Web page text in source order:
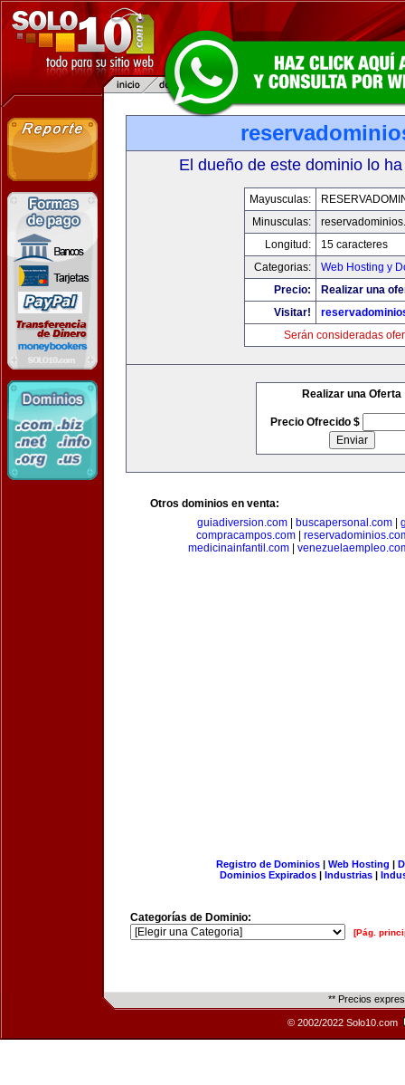
El dueño de este dominio lo
Mayusculas:
Minusculas:
Longitud:
15 caracteres
Categorias:
Web Hosting y
Precio:
Realizar una
Visitar!
Serán consideradas
Realizar una Oferta
Precio Ofrecido $
Otros dominios en venta:
guiadiversion.com| buscapersonal.com|
compracampos.com
medicinainfantil.com|
Registro de Dominios| Web Hosting |
Dominios Expirados | Industrias |
Categorías de Dominio:
[Pág.
** Precios
© 2002/2022 Solo10.com